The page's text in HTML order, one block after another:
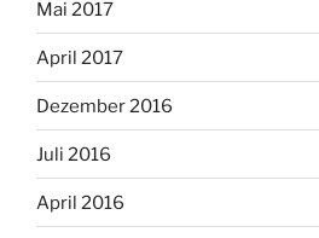
Mai 2017
April 2017
Dezember 2016
Juli 2016
April 2016